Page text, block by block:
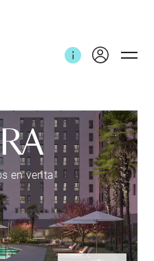
en venta